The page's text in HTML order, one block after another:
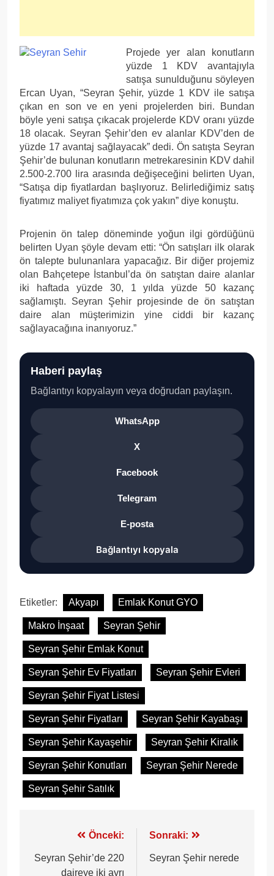
Projede yer alan konutların
yüzde 1 KDV avantajıyla
satışa sunulduğunu söyleyen
Ercan Uyan, “Seyran Şehir, yüzde 1 KDV ile satışa
çıkan en son ve en yeni projelerden biri. Bundan
böyle yeni satışa çıkacak projelerde KDV oranı yüzde
18 olacak. Seyran Şehir’den ev alanlar KDV’den de
yüzde 17 avantaj sağlayacak” dedi. Ön satışta Seyran
Şehir’de bulunan konutların metrekaresinin KDV dahil
2.500-2.700 lira arasında değişeceğini belirten Uyan,
“Satışa dip fiyatlardan başlıyoruz. Belirlediğimiz satış
fiyatımız maliyet fiyatımıza çok yakın” diye konuştu.
Projenin ön talep döneminde yoğun ilgi gördüğünü
belirten Uyan şöyle devam etti: “Ön satışları ilk olarak
ön talepte bulunanlara yapacağız. Bir diğer projemiz
olan Bahçetepe İstanbul’da ön satıştan daire alanlar
iki haftada yüzde 30, 1 yılda yüzde 50 kazanç
sağlamıştı. Seyran Şehir projesinde de ön satıştan
daire alan müşterimizin yine ciddi bir kazanç
sağlayacağına inanıyoruz.”
Haberi paylaş
Bağlantıyı kopyalayın veya doğrudan paylaşın.
WhatsApp
X
Facebook
Telegram
E-posta
Bağlantıyı kopyala
Etiketler: Akyapı Emlak Konut GYO
Makro İnşaat Seyran Şehir
Seyran Şehir Emlak Konut
Seyran Şehir Ev Fiyatları Seyran Şehir Evleri
Seyran Şehir Fiyat Listesi
Seyran Şehir Fiyatları Seyran Şehir Kayabaşı
Seyran Şehir Kayaşehir Seyran Şehir Kiralık
Seyran Şehir Konutları Seyran Şehir Nerede
Seyran Şehir Satılık
gezinmesi
Önceki:
Seyran Şehir’de 220
daireye iki ayrı
Sonraki:
Seyran Şehir nerede